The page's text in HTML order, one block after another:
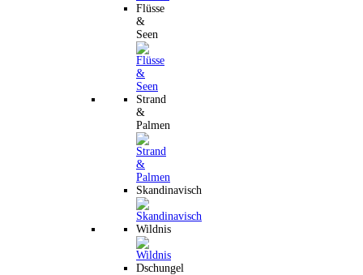
Flüsse
&
Seen
Strand
&
Palmen
Skandinavisch
Wildnis
Dschungel